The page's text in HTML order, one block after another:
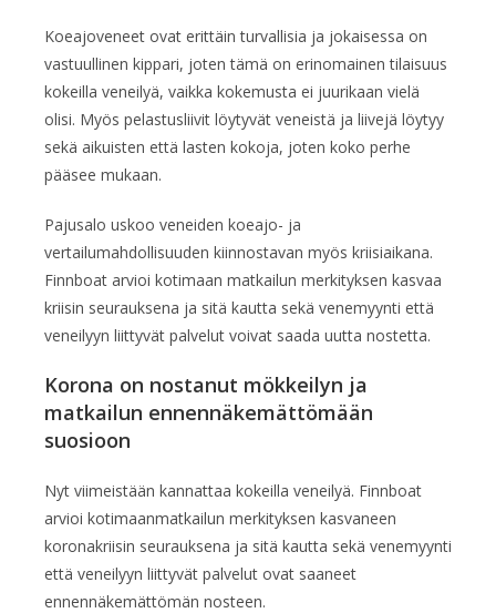
Koeajoveneet ovat erittäin turvallisia ja jokaisessa on
vastuullinen kippari, joten tämä on erinomainen tilaisuus
kokeilla veneilyä, vaikka kokemusta ei juurikaan vielä
olisi. Myös pelastusliivit löytyvät veneistä ja liivejä löytyy
sekä aikuisten että lasten kokoja, joten koko perhe
pääsee mukaan.
Pajusalo uskoo veneiden koeajo- ja
vertailumahdollisuuden kiinnostavan myös kriisiaikana.
Finnboat arvioi kotimaan matkailun merkityksen kasvaa
kriisin seurauksena ja sitä kautta sekä venemyynti että
veneilyyn liittyvät palvelut voivat saada uutta nostetta.
Korona on nostanut mökkeilyn ja
matkailun ennennäkemättömään
suosioon
Nyt viimeistään kannattaa kokeilla veneilyä. Finnboat
arvioi kotimaanmatkailun merkityksen kasvaneen
koronakriisin seurauksena ja sitä kautta sekä venemyynti
että veneilyyn liittyvät palvelut ovat saaneet
ennennäkemättömän nosteen.